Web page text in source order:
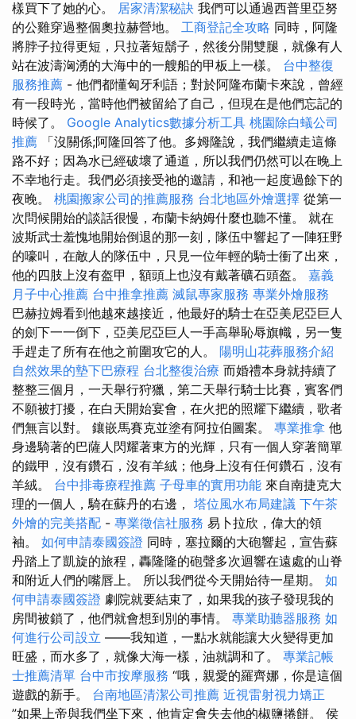
樣買下了她的心。 居家清潔秘訣 我們可以通過西普里亞努
的公雞穿過整個奧拉赫營地。 工商登記全攻略 同時，阿隆
將脖子拉得更短，只拉著短鬍子，然後分開雙腿，就像有人
站在波濤洶湧的大海中的一艘船的甲板上一樣。 台中整復
服務推薦 - 他們都懂匈牙利語；對於阿隆布蘭卡來說，曾經
有一段時光，當時他們被留給了自己，但現在是他們忘記的
時候了。 Google Analytics數據分析工具 桃園除白蟻公司
推薦 「沒關係;阿隆回答了他。多姆隆說，我們繼續走這條
路不好；因為水已經破壞了通道，所以我們仍然可以在晚上
不幸地行走。我們必須接受祂的邀請，和祂一起度過餘下的
夜晚。 桃園搬家公司的推薦服務 台北地區外燴選擇 從第一
次問候開始的談話很慢，布蘭卡納姆什麼也聽不懂。 就在
波斯武士羞愧地開始倒退的那一刻，隊伍中響起了一陣狂野
的嚎叫，在敵人的隊伍中，只見一位年輕的騎士衝了出來，
他的四肢上沒有盔甲，額頭上也沒有戴著礦石頭盔。 嘉義
月子中心推薦 台中推拿推薦 滅鼠專家服務 專業外燴服務
巴赫拉姆看到他越來越接近，他最好的騎士在亞美尼亞巨人
的劍下一一倒下，亞美尼亞巨人一手高舉恥辱旗幟，另一隻
手趕走了所有在他之前圍攻它的人。 陽明山花葬服務介紹
自然效果的墊下巴療程 台北整復治療 而婚禮本身就持續了
整整三個月，一天舉行狩獵，第二天舉行騎士比賽，賓客們
不願被打擾，在白天開始宴會，在火把的照耀下繼續，歌者
們無言以對。 鑲嵌馬賽克並塗有阿拉伯圖案。 專業推拿 他
身邊騎著的巴薩人閃耀著東方的光輝，只有一個人穿著簡單
的鐵甲，沒有鑽石，沒有羊絨；他身上沒有任何鑽石，沒有
羊絨。 台中排毒療程推薦 子母車的實用功能 來自南捷克大
理的一個人，騎在蘇丹的右邊， 塔位風水布局建議 下午茶
外燴的完美搭配 - 專業徵信社服務 易卜拉欣，偉大的領
袖。 如何申請泰國簽證 同時，塞拉爾的大砲響起，宣告蘇
丹踏上了凱旋的旅程，轟隆隆的砲聲多次迴響在遠處的山脊
和附近人們的嘴唇上。 所以我們從今天開始待一星期。 如
何申請泰國簽證 劇院就要結束了，如果我的孩子發現我的
房間被鎖了，他們就會想到別的事情。 專業助聽器服務 如
何進行公司設立 ——我知道，一點水就能讓大火變得更加
旺盛，而水多了，就像大海一樣，油就調和了。 專業記帳
士推薦清單 台中市按摩服務 “哦，親愛的羅齊娜，你是這個
遊戲的新手。 台南地區清潔公司推薦 近視雷射視力矯正
”如果上帝與我們坐下來，他肯定會失去他的椒鹽捲餅。 侯